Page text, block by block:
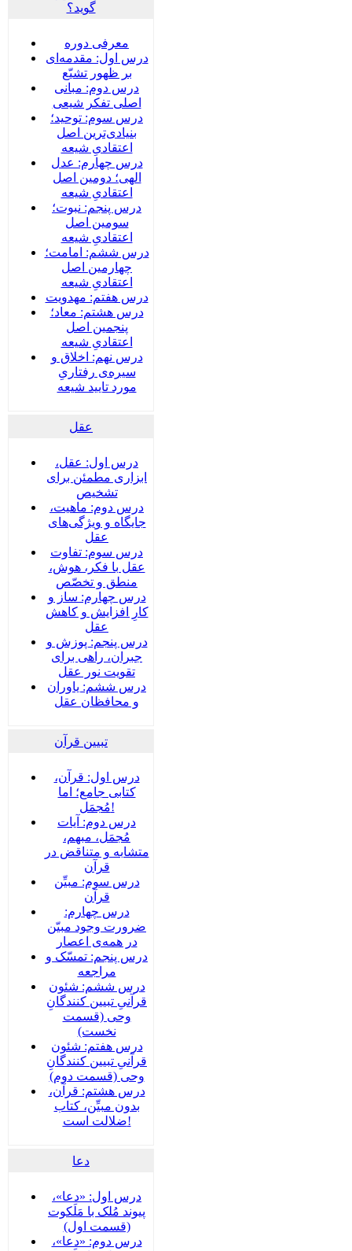
گوید؟
معرفی دوره
درس اول: مقدمه‌ای
بر ظهور تشیّع
درس دوم: مبانی
اصلی تفکر شیعی
درس سوم: توحید؛
بنیادی‌‌ترین اصل
اعتقادیِ شیعه
درس چهارم: عدل
الهی؛ دومین اصل
اعتقادیِ شیعه
درس پنجم: نبوت؛
سومین اصل
اعتقادیِ شیعه
درس ششم: امامت؛
چهارمین اصل
اعتقادیِ شیعه
درس هفتم: مهدویت
درس هشتم: معاد؛
پنجمین اصل
اعتقادیِ شیعه
درس نهم: اخلاق و
سیره‌ی رفتاریِ
مورد تایید شیعه
عقل
درس اول: عقل،
ابزاری مطمئن برای
تشخیص
درس دوم: ماهیت،
جایگاه و ویژگی‌های
عقل
درس سوم: تفاوت
عقل با فکر، هوش،
منطق و تخصّص
درس چهارم: ساز و
کارِ افزایش و کاهش
عقل
درس پنجم: پوزش و
جبران، راهی برای
تقویت نور عقل
درس ششم: یاوران
و محافظان عقل
تبیین قرآن
درس اول: قرآن،
کتابی جامع؛ اما
مُجمَل!
درس دوم: آیات
مُجمَل، مبهم،
متشابه و متناقض در
قرآن
درس سوم: مبیِّن
قرآن
درس چهارم:
ضرورت وجود مبیّن
در همه‌ی اعصار
درس پنجم: تمسّک و
مراجعه
درس ششم: شئون
قرآنیِ تبیین کنندگانِ
وحی (قسمت
نخست)
درس هفتم: شئون
قرآنیِ تبیین کنندگانِ
وحی (قسمت دوم)
درس هشتم: قرآن،
بدون مبیِّن، کتاب
ضلالت است!
دعا
درس اول: «دعا»،
پیوند مُلک با مَلَکوت
(قسمت اول)
درس دوم: «دعا»،